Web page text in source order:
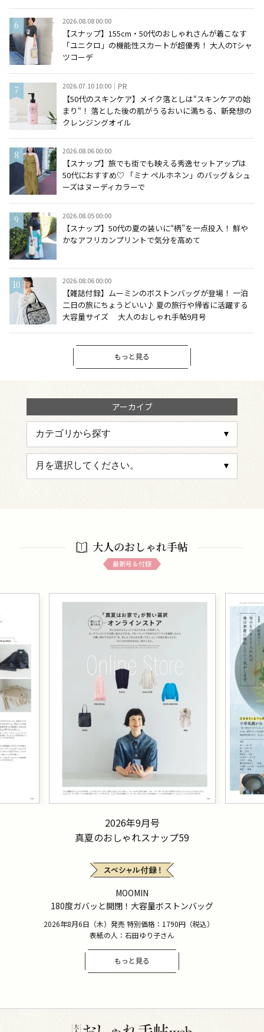
2026.08.08 00:00
【スナップ】155cm・50代のおしゃれさんが着こなす
「ユニクロ」の機能性スカートが超優秀！ 大人のTシャ
ツコーデ
2026.07.10 10:00 PR
【50代のスキンケア】メイク落としは“スキンケアの始
まり“！ 落とした後の肌がうるおいに満ちる、新発想の
クレンジングオイル
2026.08.06 00:00
【スナップ】旅でも街でも映える秀逸セットアップは
50代におすすめ♡ 「ミナ ペルホネン」のバッグ＆シュ
ーズはヌーディカラーで
2026.08.05 00:00
【スナップ】50代の夏の装いに“柄”を一点投入！ 鮮や
かなアフリカンプリントで気分を高めて
2026.08.06 00:00
【雑誌付録】ムーミンのボストンバッグが登場！ 一泊
二日の旅にちょうどいい♪ 夏の旅行や帰省に活躍する
大容量サイズ 大人のおしゃれ手帖9月号
もっと見る
アーカイブ
大人のおしゃれ手帖
最新号＆付録
2026年9月号
真夏のおしゃれスナップ59
MOOMIN
180度ガバッと開閉！大容量ボストンバッグ
2026年8月6日（木）発売 特別価格：1790円（税込）
表紙の人：石田ゆり子さん
もっと見る